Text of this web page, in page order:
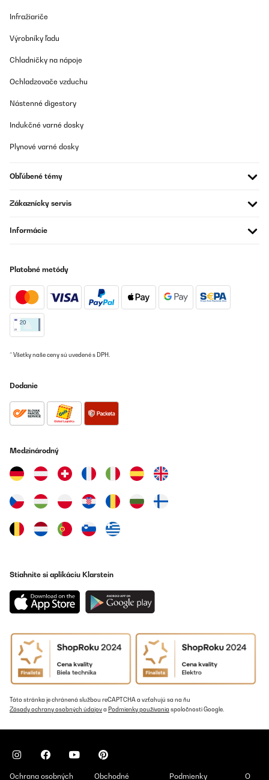
Infražiariče
Výrobníky ľadu
Chladničky na nápoje
Ochladzovače vzduchu
Nástenné digestory
Indukčné varné dosky
Plynové varné dosky
Obľúbené témy
Zákaznícky servis
Informácie
Platobné metódy
* Všetky naše ceny sú uvedené s DPH.
Dodanie
Medzinárodný
Stiahnite si aplikáciu Klarstein
Táto stránka je chránená službou reCAPTCHA a vzťahujú sa na ňu
Zásady ochrany osobných údajova Podmienky používania spoločnosti Google.
Ochrana osobných Obchodné Podmienky O